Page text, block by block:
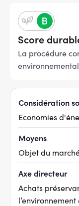
Score
La procédure
Considération
Economies
Moyens
Objet du
Axe directeur
Achats